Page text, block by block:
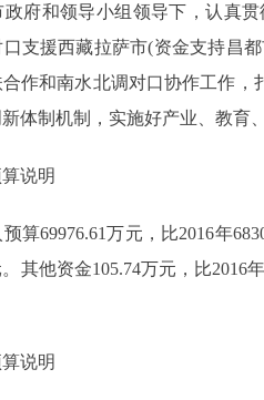
和领导小组领导下，认真贯
支援西藏拉萨市(资金支持昌
作和南水北调对口协作工作
体制机制，实施好产业、教育
说明
69976.61万元，比2016年
其他资金105.74万元，比
说明